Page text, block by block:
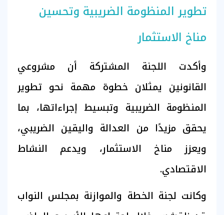
تطوير المنظومة الضريبية وتحسين
مناخ الاستثمار
وأكدت اللجنة المشتركة أن مشروعي
القانونين يمثلان خطوة مهمة نحو تطوير
المنظومة الضريبية وتبسيط إجراءاتها، بما
يحقق مزيدًا من العدالة واليقين الضريبي،
ويعزز مناخ الاستثمار، ويدعم النشاط
الاقتصادي.
وكانت لجنة الخطة والموازنة بمجلس النواب